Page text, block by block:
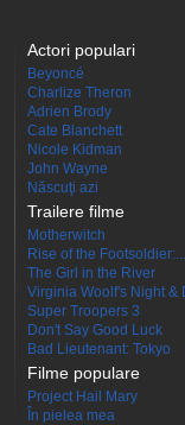
Actori populari
Beyoncé
Charlize Theron
Adrien Brody
Cate Blanchett
Nicole Kidman
John Wayne
Născuţi azi
Trailere filme
Motherwitch
Rise of the Footsoldier:...
The Girl in the River
Virginia Woolf's Night &
Super Troopers 3
Don't Say Good Luck
Bad Lieutenant: Tokyo
Filme populare
Project Hail Mary
În pielea mea